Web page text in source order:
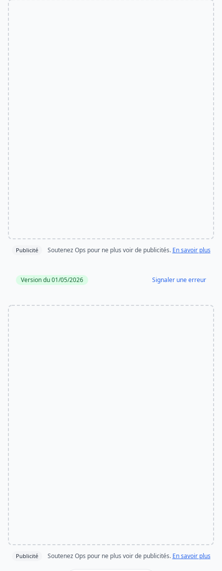
Publicité Soutenez Ops pour ne plus voir de publicités. En savoir plus
Version du 01/05/2026 Signaler une erreur
Publicité Soutenez Ops pour ne plus voir de publicités. En savoir plus